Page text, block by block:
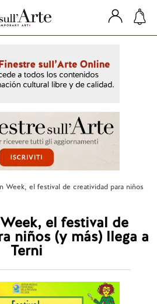
Week, el festival de creatividad para niños
el festival de
niños (y más) llega a
Terni